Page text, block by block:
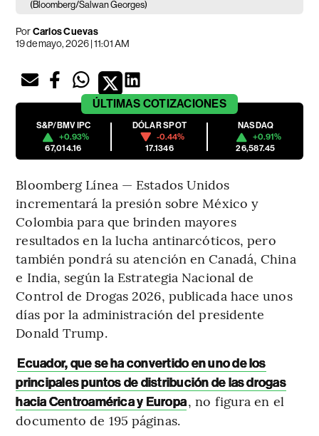
(Bloomberg/Salwan Georges)
PorCarlos Cuevas
19 de mayo, 2026 | 11:01 AM
ÚLTIMAS COTIZACIONES
S&P/BMV IPC
+0.93%
67,014.16
DÓLAR SPOT
-0.44%
17.1346
NASDAQ
+0.91%
26,587.45
Bloomberg Línea — Estados Unidos
incrementará la presión sobre México y
Colombia para que brinden mayores
resultados en la lucha antinarcóticos, pero
también pondrá su atención en Canadá, China
e India, según la Estrategia Nacional de
Control de Drogas 2026, publicada hace unos
días por la administración del presidente
Donald Trump.
Ecuador, que se ha convertido en uno de los
principales puntos de distribución de las drogas
hacia Centroamérica y Europa, no figura en el
documento de 195 páginas.